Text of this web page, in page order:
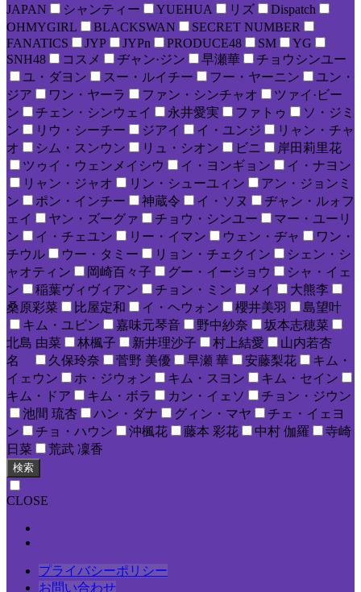
JAPAN
シャンティー YUEHUA リズ
Dispatch
OHMYGIRL
BLACKSWAN
SECRET NUMBER
FANATICS
JYP JYPn PRODUCE48 SM
YG
SNH48
コスメ ヂャン·ジン 早瀬華
チョウシンユー
ユ・ダヨン
スー・ルイチー フー・ヤーニン
ユン・
ジア
ワン・ヤーラ ファン・シンチャオ
ツァイ·ビー
ン
チェン・シンウェイ 永井愛実 ファトゥ
ソ・ジミ
ン
リウ・シーチー ジアイ イ・ユンジ
リャン・チャ
オ
シム・スンウン リュ・シオン ビニ
岸田莉里花
ツゥイ・ウェンメイシウ
イ・ヨンギョン
イ・ナヨン
リャン・ジャオ
リン・シューユィン
アン・ジョンミ
ン
ポン・インチー 神蔵令 イ・ソヌ
ヂャン・ルォフ
ェイ
ヤン・ズーグァ チョウ・シンユー
マー・ユーリ
ン
イ・チェユン リー・イマン ウェン・ヂャ
ワン・
チウル
ウー・タミー リョン・チェクイン
シェン・シ
ャオティン
岡崎百々子 グー・イージョウ
シャ・イェ
ン
稲葉ヴィヴィアン チョン・ミン メイ
大熊李
桑原彩菜
比屋定和 イ・ヘウォン 櫻井美羽
島望叶
キム・ユビン
嘉味元琴音 野中紗奈
坂本志穂菜
北島 由菜
林楓子 新井理沙子 村上結愛
山内若杏
名
久保玲奈 菅野 美優 早瀬 華 安藤梨花
キム・
イェウン
ホ・ジウォン キム・スヨン
キム・セイン
キム・ドア
キム・ボラ カン・イェソ
チョン・ジウン
池間 琉杏
ハン・ダナ グィン・マヤ
チェ・イェヨ
ン
チョ・ハウン 沖楓花 藤本 彩花 中村 伽羅
寺崎
日菜
荒武 凜香
検索
CLOSE
プライバシーポリシー
お問い合わせ